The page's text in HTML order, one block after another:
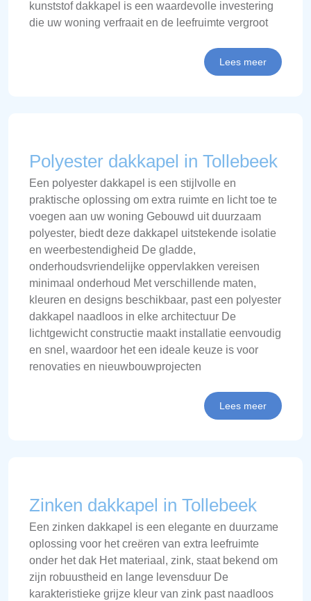
kunststof dakkapel is een waardevolle investering
die uw woning verfraait en de leefruimte vergroot
Lees meer
Polyester dakkapel in Tollebeek
Een polyester dakkapel is een stijlvolle en
praktische oplossing om extra ruimte en licht toe te
voegen aan uw woning Gebouwd uit duurzaam
polyester, biedt deze dakkapel uitstekende isolatie
en weerbestendigheid De gladde,
onderhoudsvriendelijke oppervlakken vereisen
minimaal onderhoud Met verschillende maten,
kleuren en designs beschikbaar, past een polyester
dakkapel naadloos in elke architectuur De
lichtgewicht constructie maakt installatie eenvoudig
en snel, waardoor het een ideale keuze is voor
renovaties en nieuwbouwprojecten
Lees meer
Zinken dakkapel in Tollebeek
Een zinken dakkapel is een elegante en duurzame
oplossing voor het creëren van extra leefruimte
onder het dak Het materiaal, zink, staat bekend om
zijn robuustheid en lange levensduur De
karakteristieke grijze kleur van zink past naadloos